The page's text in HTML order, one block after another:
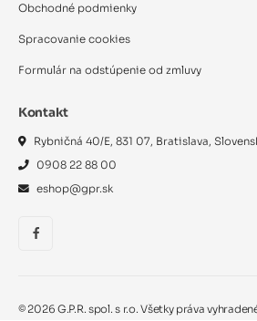
Obchodné podmienky
Spracovanie cookies
Formulár na odstúpenie od zmluvy
Kontakt
Rybničná 40/E, 831 07, Bratislava,
0908 22 88 00
eshop@gpr.sk
© 2026 G.P.R. spol. s r.o. Všetky práva